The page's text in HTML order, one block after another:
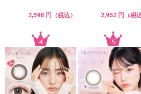
2,598 円（税込） 2,952 円（税込